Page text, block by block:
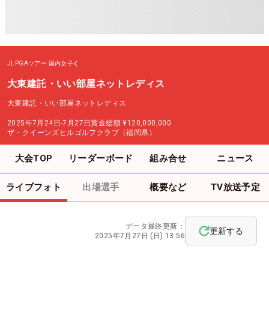
JLPGAツアー 国内女子
大東建託・いい部屋ネットレディス
大東建託・いい部屋ネットレディス
2025年7月24日-7月27日賞金総額 ¥120,000,000
ザ・クイーンズヒルゴルフクラブ（福岡県）
大会TOP リーダーボード 組み合せ ニュース
ライブフォト 出場選手 概要など TV放送予定
データ最終更新：
2025年7月27日 (日) 13:56
更新する